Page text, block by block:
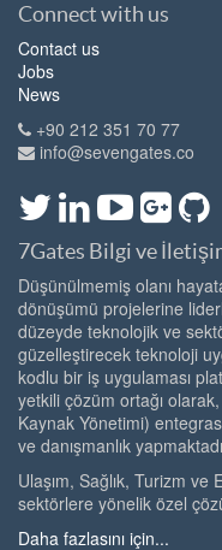
Connect with us
Contact us
Jobs
News
+90 212 351 70 77
info@sevengates.co
7Gates Bilgi ve
Düşünülmemiş olanı
dönüşümü projelerine
düzeyde teknolojik ve
güzelleştirecek teknoloji
kodlu bir iş uygulaması
yetkili çözüm ortağı
Kaynak Yönetimi)
ve danışmanlık
Ulaşım, Sağlık, Turizm
sektörlere yönelik özel
Daha fazlasını için...